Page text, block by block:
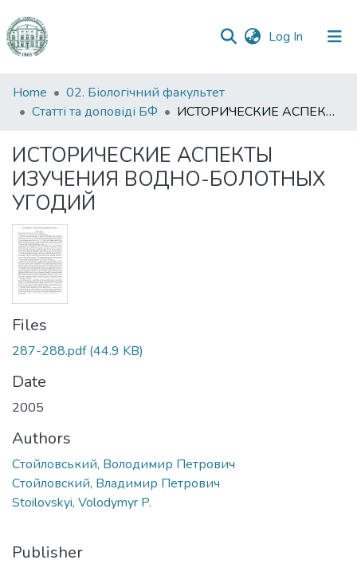
Log In (current)
Communities
&
All of DSpace
Statistics
Home
02. Біологічний факультет
Статті та доповіді БФ
ИСТОРИЧЕСКИЕ АСПЕКТЫ ИЗУЧЕНИЯ ВОДНО-БОЛОТНЫХ УГОДИЙ
ИСТОРИЧЕСКИЕ АСПЕКТЫ
ИЗУЧЕНИЯ ВОДНО-БОЛОТНЫХ
УГОДИЙ
Files
287-288.pdf(44.9 KB)
Date
2005
Authors
Стойловський, Володимир Петрович
Стойловский, Владимир Петрович
Stoilovskyi, Volodymyr P.
Publisher